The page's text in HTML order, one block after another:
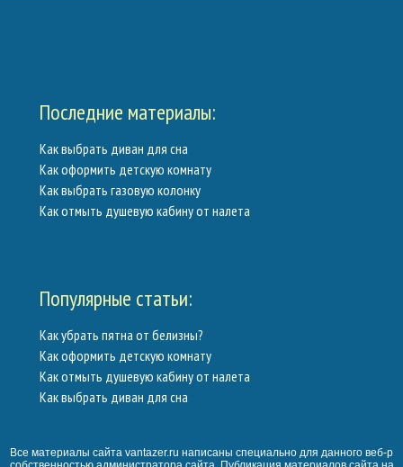
Последние материалы:
Как выбрать диван для сна
Как оформить детскую комнату
Как выбрать газовую колонку
Как отмыть душевую кабину от налета
Популярные статьи:
Как убрать пятна от белизны?
Как оформить детскую комнату
Как отмыть душевую кабину от налета
Как выбрать диван для сна
Все материалы сайта vantazer.ru написаны специально для данного веб-